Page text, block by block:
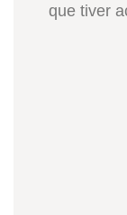
que tiver